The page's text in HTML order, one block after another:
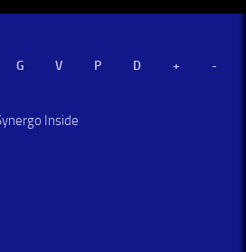
Inside